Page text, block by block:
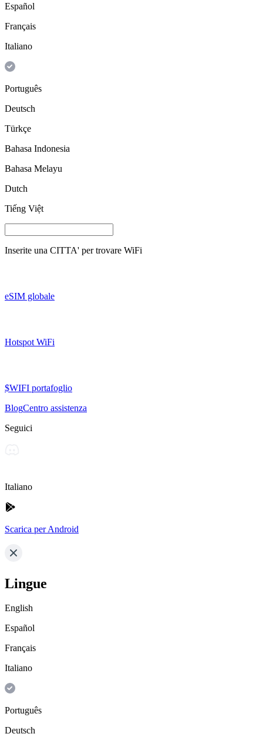
Español
Français
Italiano
Português
Deutsch
Türkçe
Bahasa Indonesia
Bahasa Melayu
Dutch
Tiếng Việt
Inserite una CITTA' per trovare WiFi
eSIM globale
Hotspot WiFi
$WIFI portafoglio
BlogCentro assistenza
Seguici
Italiano
Scarica per Android
Lingue
English
Español
Français
Italiano
Português
Deutsch